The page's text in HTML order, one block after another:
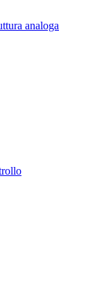
analoga